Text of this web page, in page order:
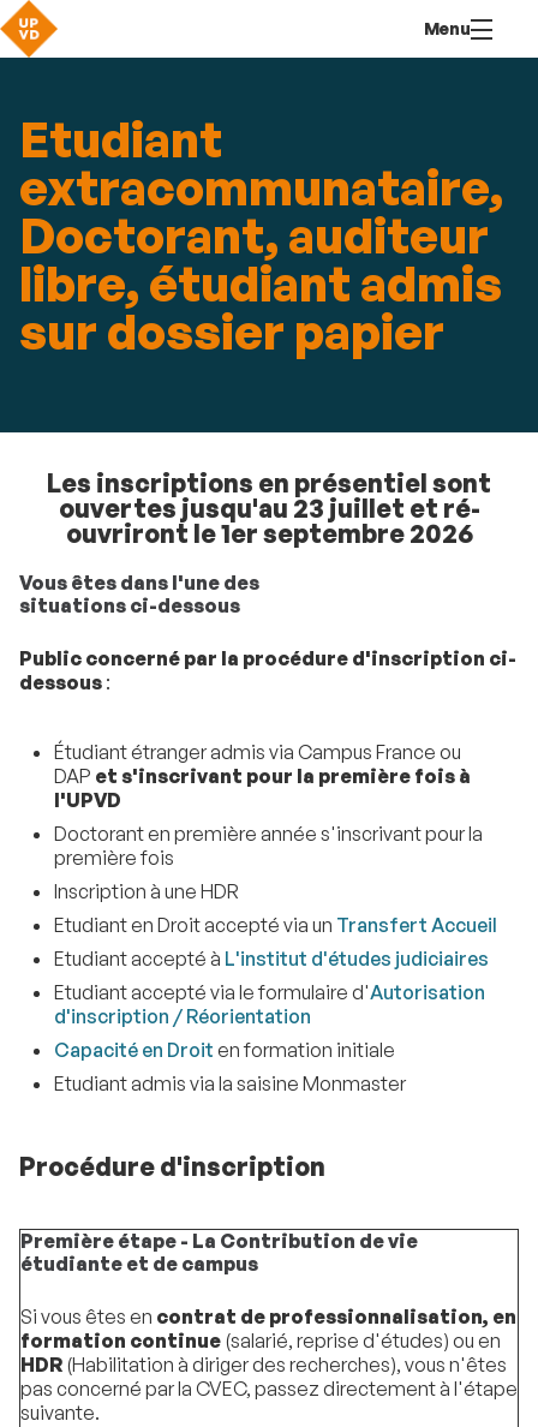
contenu
Menu
Etudiant
extracommunataire,
Doctorant, auditeur
libre, étudiant admis
sur dossier papier
Les inscriptions en présentiel sont
ouvertes jusqu'au 23 juillet et ré-
ouvriront le 1er septembre 2026
Vous êtes dans l'une des
situations ci-dessous
Public concerné par la procédure d'inscription ci-
dessous :
Étudiant étranger admis via Campus France ou
DAP et s'inscrivant pour la première fois à
l'UPVD
Doctorant en première année s'inscrivant pour la
première fois
Inscription à une HDR
Etudiant en Droit accepté via un Transfert Accueil
Etudiant accepté à L'institut d'études judiciaires
Etudiant accepté via le formulaire d'Autorisation
d'inscription / Réorientation
Capacité en Droit en formation initiale
Etudiant admis via la saisine Monmaster
Procédure d'inscription
Première étape - La Contribution de vie
étudiante et de campus
Si vous êtes en contrat de professionnalisation, en
formation continue (salarié, reprise d'études) ou en
HDR (Habilitation à diriger des recherches), vous n'êtes
pas concerné par la CVEC, passez directement à l'étape
suivante.